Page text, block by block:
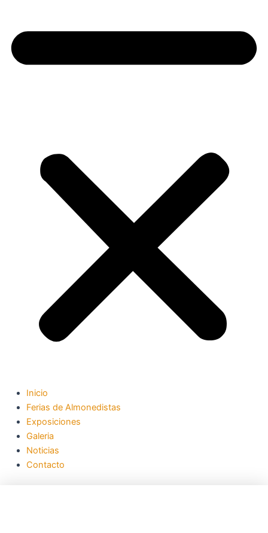
Inicio
Ferias de Almonedistas
Exposiciones
Galeria
Noticias
Contacto